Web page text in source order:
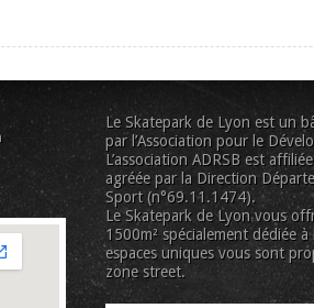
Le Skatepark de Lyon est un
par l’Association pour le
L’association ADRSB est
agréée par la Direction
Sport (n°69.11.1474).
Le Skatepark de Lyon vous
1500m² spécialement dédiée
espaces uniques vous sont
zone street.